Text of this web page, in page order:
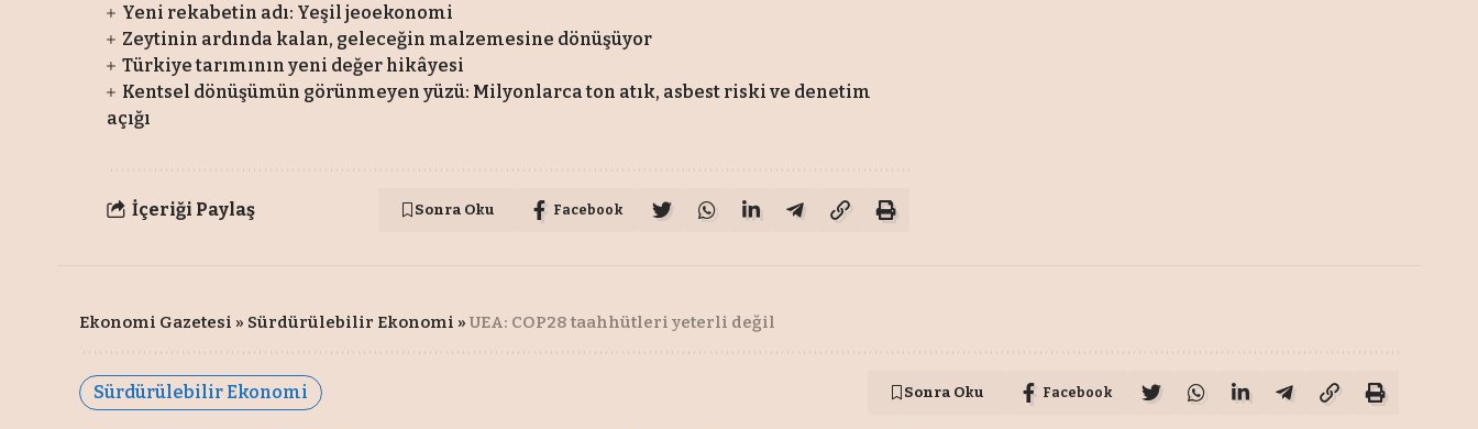
Yeni rekabetin adı: Yeşil jeoekonomi
Zeytinin ardında kalan, geleceğin malzemesine dönüşüyor
Türkiye tarımının yeni değer hikâyesi
Kentsel dönüşümün görünmeyen yüzü: Milyonlarca ton atık, asbest riski ve denetim
açığı
İçeriği Paylaş Sonra Oku Facebook
Ekonomi Gazetesi » Sürdürülebilir Ekonomi » UEA: COP28 taahhütleri yeterli değil
Sürdürülebilir Ekonomi Sonra Oku Facebook